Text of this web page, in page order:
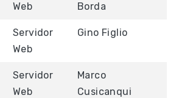
Web
Borda
Servidor
Web
Gino Figlio
Servidor
Web
Marco
Cusicanqui